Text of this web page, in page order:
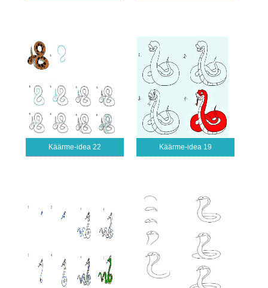
Käärme-idea 22 Käärme-idea 19